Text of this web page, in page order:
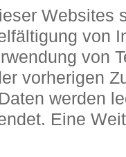
Websites
von
von
vorherigen
werden
Eine